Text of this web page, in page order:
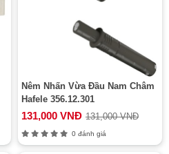
Nêm Nhấn Vừa Đầu Nam Châm
Hafele 356.12.301
131,000 VNĐ 131,000 VNĐ
0 đánh giá